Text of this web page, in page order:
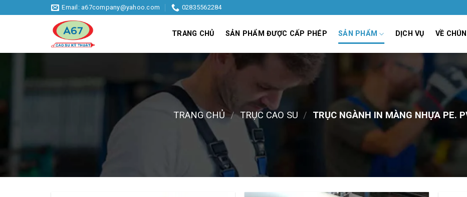
Email: a67company@yahoo.com 02835562284
TRANG CHỦ SẢN PHẨM ĐƯỢC CẤP PHÉP SẢN PHẨM DỊCH VỤ VỀ
TRANG CHỦ / TRỤC CAO SU / TRỤC NGÀNH IN MÀNG NHỰA PE.